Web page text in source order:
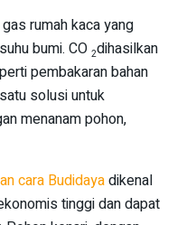
rumah kaca yang
bumi. CO 2dihasilkan
pembakaran bahan
solusi untuk
menanam pohon,
cara Budidayadikenal
tinggi dan dapat